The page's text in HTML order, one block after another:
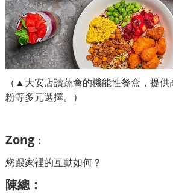
（▲大安店讀蔬會的機能性餐盒，提
粉等多元選擇。）
Zong ：
您跟家裡的互動如何？
陳總：